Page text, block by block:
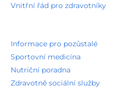
Vnitřní řád pro zdravotníky
Informace pro pozůstalé
Sportovní medicína
Nutriční poradna
Zdravotně sociální služby